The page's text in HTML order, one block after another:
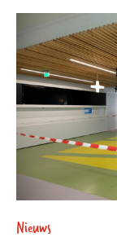
Nieuws